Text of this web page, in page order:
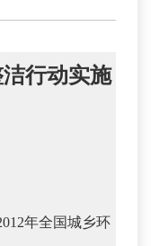
行动实施
年全国城乡环